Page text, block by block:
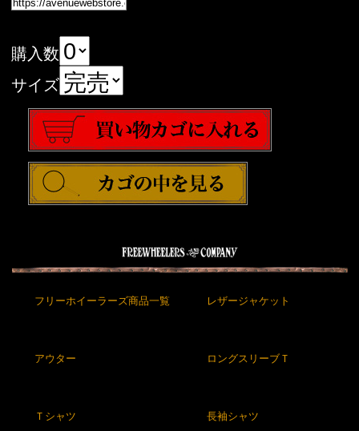
購入数
サイズ
フリーホイーラーズ商品一覧 レザージャケット
アウター ロングスリーブＴ
Ｔシャツ 長袖シャツ